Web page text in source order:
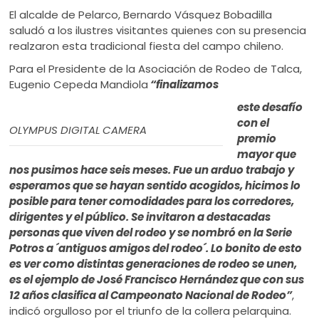
El alcalde de Pelarco, Bernardo Vásquez Bobadilla
saludó a los ilustres visitantes quienes con su presencia
realzaron esta tradicional fiesta del campo chileno.
Para el Presidente de la Asociación de Rodeo de Talca,
Eugenio Cepeda Mandiola “finalizamos
OLYMPUS DIGITAL CAMERA
este desafío
con el
premio
mayor que
nos pusimos hace seis meses. Fue un arduo trabajo y
esperamos que se hayan sentido acogidos, hicimos lo
posible para tener comodidades para los corredores,
dirigentes y el público. Se invitaron a destacadas
personas que viven del rodeo y se nombró en la Serie
Potros a ´antiguos amigos del rodeo´. Lo bonito de esto
es ver como distintas generaciones de rodeo se unen,
es el ejemplo de José Francisco Hernández que con sus
12 años clasifica al Campeonato Nacional de Rodeo”,
indicó orgulloso por el triunfo de la collera pelarquina.